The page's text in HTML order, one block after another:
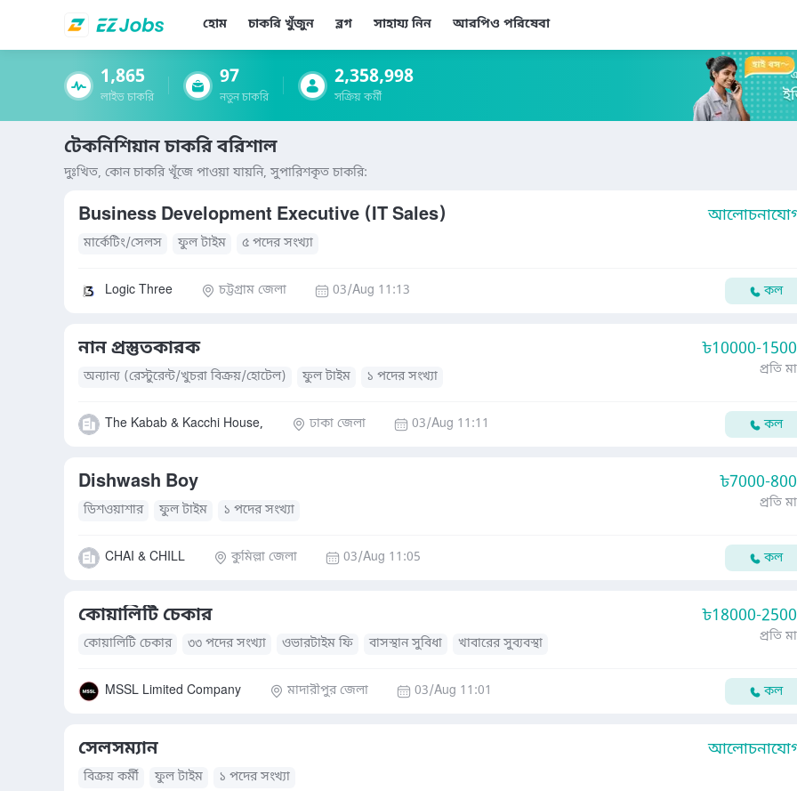
হোম চাকরি খুঁজুন ব্লগ সাহায্য নিন আরপিও পরিষেবা
1,865
লাইভ চাকরি
97
নতুন চাকরি
2,358,998
সক্রিয় কর্মী
টেকনিশিয়ান চাকরি বরিশাল
দুঃখিত, কোন চাকরি খূঁজে পাওয়া যায়নি, সুপারিশকৃত চাকরি:
Business Development Executive (IT Sales)
মার্কেটিং/সেলস ফুল টাইম ৫ পদের সংখ্যা
Logic Three চট্টগ্রাম জেলা 03/Aug 11:13 কল
নান প্রস্তুতকারক ৳10000-
অন্যান্য (রেস্টুরেন্ট/খুচরা বিক্রয়/হোটেল) ফুল টাইম ১ পদের সংখ্যা প্রতি
The Kabab & Kacchi House, ঢাকা জেলা 03/Aug 11:11 কল
Dishwash Boy ৳7000-
ডিশওয়াশার ফুল টাইম ১ পদের সংখ্যা প্রতি
CHAI & CHILL কুমিল্লা জেলা 03/Aug 11:05 কল
কোয়ালিটি চেকার ৳18000-
কোয়ালিটি চেকার ৩৩ পদের সংখ্যা ওভারটাইম ফি বাসস্থান সুবিধা খাবারের সুব্যবস্থা প্রতি
MSSL Limited Company মাদারীপুর জেলা 03/Aug 11:01 কল
সেলসম্যান
বিক্রয় কর্মী ফুল টাইম ১ পদের সংখ্যা